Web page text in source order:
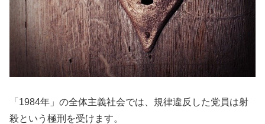
「1984年」の全体主義社会では、規律違反した党員は射
殺という極刑を受けます。